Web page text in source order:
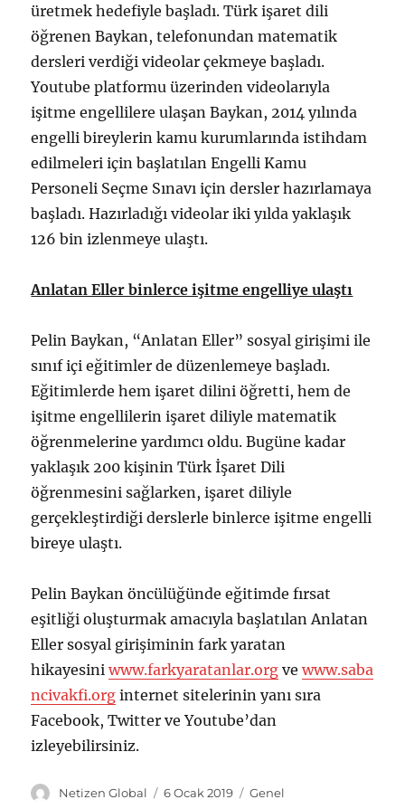
üretmek hedefiyle başladı. Türk işaret dili
öğrenen Baykan, telefonundan matematik
dersleri verdiği videolar çekmeye başladı.
Youtube platformu üzerinden videolarıyla
işitme engellilere ulaşan Baykan, 2014 yılında
engelli bireylerin kamu kurumlarında istihdam
edilmeleri için başlatılan Engelli Kamu
Personeli Seçme Sınavı için dersler hazırlamaya
başladı. Hazırladığı videolar iki yılda yaklaşık
126 bin izlenmeye ulaştı.
Anlatan Eller binlerce işitme engelliye ulaştı
Pelin Baykan, “Anlatan Eller” sosyal girişimi ile
sınıf içi eğitimler de düzenlemeye başladı.
Eğitimlerde hem işaret dilini öğretti, hem de
işitme engellilerin işaret diliyle matematik
öğrenmelerine yardımcı oldu. Bugüne kadar
yaklaşık 200 kişinin Türk İşaret Dili
öğrenmesini sağlarken, işaret diliyle
gerçekleştirdiği derslerle binlerce işitme engelli
bireye ulaştı.
Pelin Baykan öncülüğünde eğitimde fırsat
eşitliği oluşturmak amacıyla başlatılan Anlatan
Eller sosyal girişiminin fark yaratan
hikayesiniwww.farkyaratanlar.org vewww.saba
ncivakfi.org internet sitelerinin yanı sıra
Facebook, Twitter ve Youtube’dan
izleyebilirsiniz.
YNetizen Global
Y
6 Ocak 2019
K
Genel